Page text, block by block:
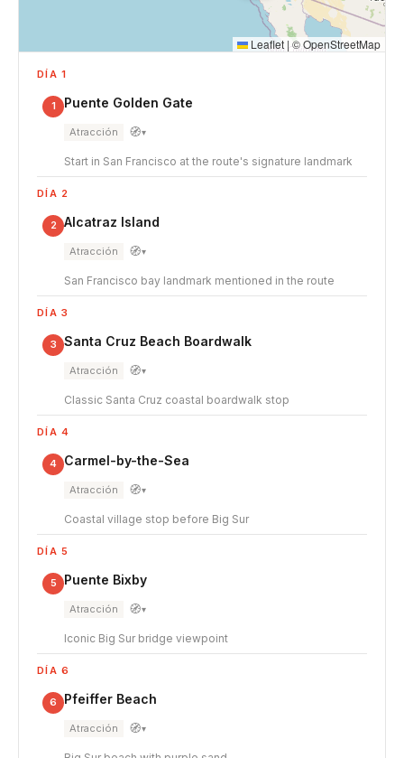
Leaflet |©OpenStreetMap
DÍA 1
1 Puente Golden Gate
Atracción 🧭▾
Start in San Francisco at the route's signature landmark
DÍA 2
2 Alcatraz Island
Atracción 🧭▾
San Francisco bay landmark mentioned in the route
DÍA 3
3 Santa Cruz Beach Boardwalk
Atracción 🧭▾
Classic Santa Cruz coastal boardwalk stop
DÍA 4
4 Carmel-by-the-Sea
Atracción 🧭▾
Coastal village stop before Big Sur
DÍA 5
5 Puente Bixby
Atracción 🧭▾
Iconic Big Sur bridge viewpoint
DÍA 6
6 Pfeiffer Beach
Atracción 🧭▾